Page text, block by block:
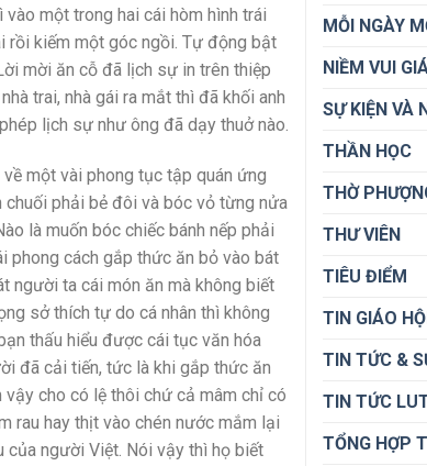
một trong hai cái hòm hình trái
rồi kiếm một góc ngồi. Tự động bật
mời ăn cỗ đã lịch sự in trên thiệp
trai, nhà gái ra mắt thì đã khối anh
lịch sự như ông đã dạy thuở nào.
một vài phong tục tập quán ứng
chuối phải bẻ đôi và bóc vỏ từng nửa
là muốn bóc chiếc bánh nếp phải
phong cách gắp thức ăn bỏ vào bát
người ta cái món ăn mà không biết
sở thích tự do cá nhân thì không
thấu hiểu được cái tục văn hóa
đã cải tiến, tức là khi gắp thức ăn
cho có lệ thôi chứ cả mâm chỉ có
rau hay thịt vào chén nước mắm lại
của người Việt. Nói vậy thì họ biết
MỖI NGÀY
NIỀM VUI
SỰ KIỆN VÀ
THẦN HỌC
THỜ
THƯ VIÊN
TIÊU ĐIỂM
TIN GIÁO
TIN TỨC &
TIN TỨC
TỔNG HỢP